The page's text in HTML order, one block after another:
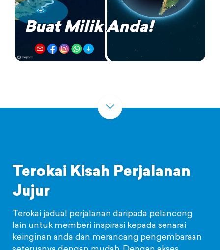
Buat Milik Anda!
Terokai Kisah Perjalanan
Jujur
Terokai jadual perjalanan daripada pelancong
lain untuk memberi inspirasi kepada senarai
keinginan anda dan merancang pengembaraan